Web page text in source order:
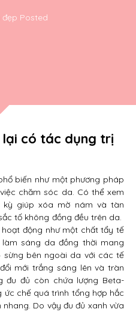
đẹp Posted
có tác dụng trị
biến như một phương pháp
chăm sóc da. Có thể xem
giúp xóa mờ nám và tàn
tố không đồng đều trên da.
động như một chất tẩy tế
sáng da đồng thời mang
sừng bên ngoài da với các tế
mới trắng sáng lên và tràn
đu đủ còn chứa lượng Beta-
chế quá trình tổng hợp hắc
Do vậy đu đủ xanh vừa